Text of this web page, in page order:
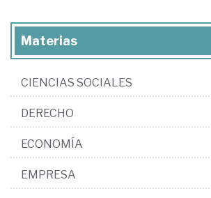
Materias
CIENCIAS SOCIALES
DERECHO
ECONOMÍA
EMPRESA